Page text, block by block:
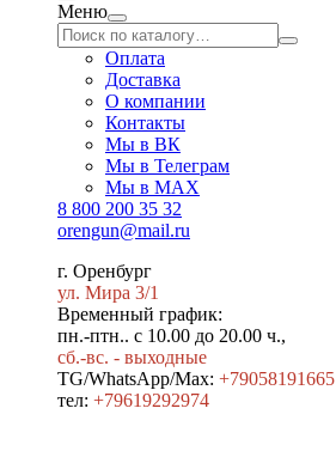
Меню
Оплата
Доставка
О компании
Контакты
Мы в ВК
Мы в Телеграм
Мы в МAX
8 800 200 35 32
orengun@mail.ru
г. Оренбург
ул. Мира 3/1
Временный график:
пн.-птн.. с 10.00 до 20.00 ч.,
сб.-вс. - выходные
TG/WhatsApp/Max: +79058191665
тел: +79619292974